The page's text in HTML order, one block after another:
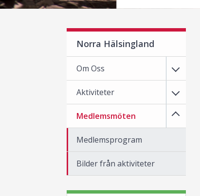
Norra Hälsingland
Om Oss
Aktiviteter
Medlemsmöten
Medlemsprogram
Bilder från aktiviteter